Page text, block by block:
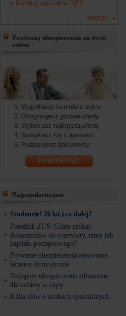
Katalog oddziałów NFZ
więcej
Porównaj ubezpieczenia na życie
online
Wypełniasz formularz online
Otrzymujesz gotowe oferty
Wybierasz najlepszą ofertę
Spotykasz się z agentem
Podpisujesz dokumenty
PORÓWNAJ!
Najpopularniejsze
Studencie! 26 lat i co dalej?
Poradnik ZUS: Gdzie szukać
dokumentów do emerytury, renty lub
kapitału początkowego?
Prywatne ubezpieczenia zdrowotne –
leczenie dentystyczne
Najlepsze ubezpieczenie zdrowotne
dla kobiety w ciąży
Kilka słów o osobach uposażonych